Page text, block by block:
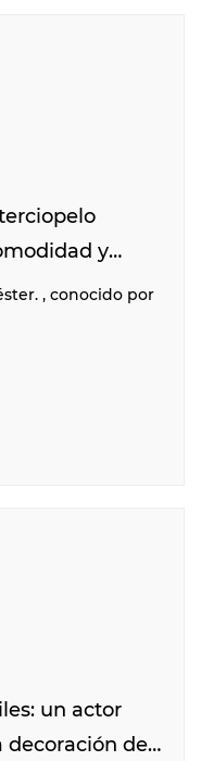
y
por
un actor
decoración del